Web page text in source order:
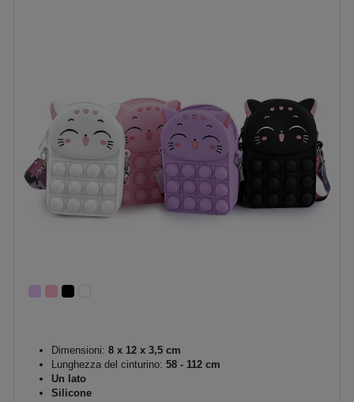
Dimensioni: 8 x 12 x 3,5 cm
Lunghezza del cinturino: 58 - 112 cm
Un lato
Silicone